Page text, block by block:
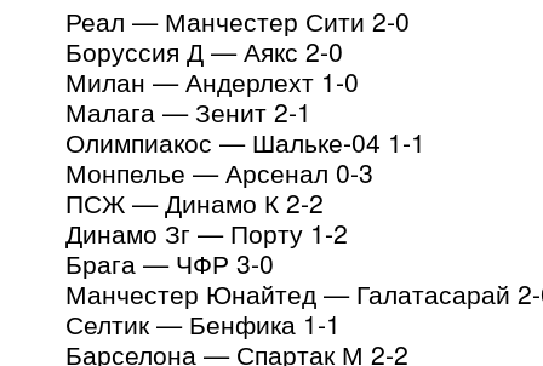
Реал — Манчестер Сити 2-0
Боруссия Д — Аякс 2-0
Милан — Андерлехт 1-0
Малага — Зенит 2-1
Олимпиакос — Шальке-04 1-1
Монпелье — Арсенал 0-3
ПСЖ — Динамо К 2-2
Динамо Зг — Порту 1-2
Брага — ЧФР 3-0
Манчестер Юнайтед — Галатасарай
Селтик — Бенфика 1-1
Барселона — Спартак М 2-2